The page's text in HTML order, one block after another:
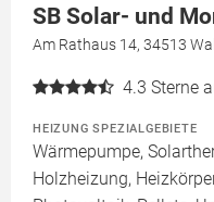
SB Solar- und
Am Rathaus 14, 34513
4.3 Sterne
HEIZUNG SPEZIALGEBIETE
Wärmepumpe,
Holzheizung,